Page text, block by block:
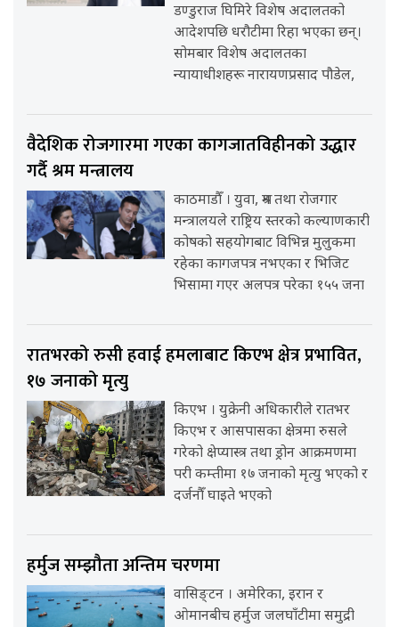
डण्डुराज घिमिरे विशेष अदालतको
आदेशपछि धरौटीमा रिहा भएका छन्।
सोमबार विशेष अदालतका
न्यायाधीशहरू नारायणप्रसाद पौडेल,
वैदेशिक रोजगारमा गएका कागजातविहीनको उद्धार
गर्दै श्रम मन्त्रालय
काठमाडौँ । युवा, श्रम तथा रोजगार
मन्त्रालयले राष्ट्रिय स्तरको कल्याणकारी
कोषको सहयोगबाट विभिन्न मुलुकमा
रहेका कागजपत्र नभएका र भिजिट
भिसामा गएर अलपत्र परेका १५५ जना
रातभरको रुसी हवाई हमलाबाट किएभ क्षेत्र प्रभावित,
१७ जनाको मृत्यु
किएभ । युक्रेनी अधिकारीले रातभर
किएभ र आसपासका क्षेत्रमा रुसले
गरेको क्षेप्यास्त्र तथा ड्रोन आक्रमणमा
परी कम्तीमा १७ जनाको मृत्यु भएको र
दर्जनौँ घाइते भएको
हर्मुज सम्झौता अन्तिम चरणमा
वासिङ्टन । अमेरिका, इरान र
ओमानबीच हर्मुज जलघाँटीमा समुद्री